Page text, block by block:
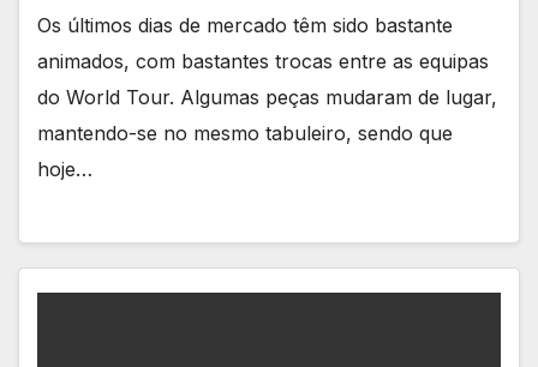
Os últimos dias de mercado têm sido bastante
animados, com bastantes trocas entre as equipas
do World Tour. Algumas peças mudaram de lugar,
mantendo-se no mesmo tabuleiro, sendo que
hoje…